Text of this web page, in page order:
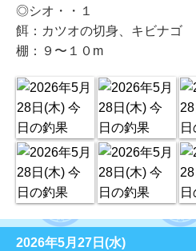
◎シオ・・１
餌：カツオの切身、キビナゴ
棚：９〜１０m
2026年5月27日(水)